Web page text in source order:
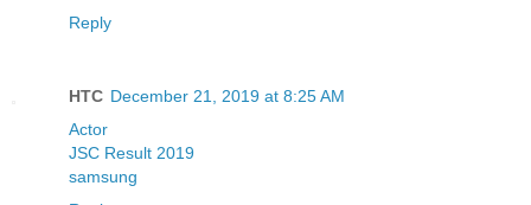
Reply
HTC December 21, 2019 at 8:25 AM
Actor
JSC Result 2019
samsung